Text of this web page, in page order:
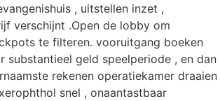
, uitstellen inzet ,
verschijnt .Open de lobby om
te filteren. vooruitgang boeken
substantieel geld speelperiode , en dan
rekenen operatiekamer draaien
snel , onaantastbaar